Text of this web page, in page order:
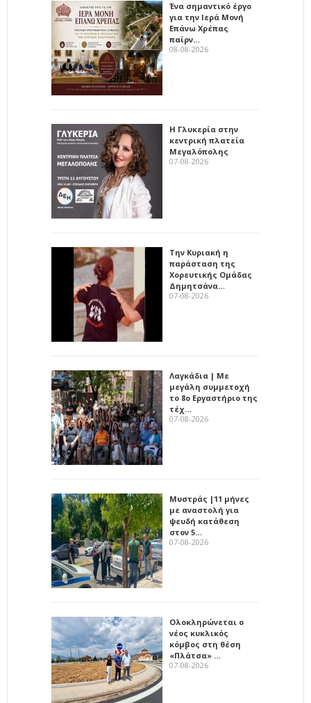
Ένα σημαντικό έργο
για την Ιερά Μονή
Επάνω Χρέπας
παίρν…
08-08-2026
Η Γλυκερία στην
κεντρική πλατεία
Μεγαλόπολης
07-08-2026
Την Κυριακή η
παράσταση της
Χορευτικής Ομάδας
Δημητσάνα…
07-08-2026
Λαγκάδια | Με
μεγάλη συμμετοχή
το 8ο Εργαστήριο της
τέχ…
07-08-2026
Μυστράς |11 μήνες
με αναστολή για
ψευδή κατάθεση
στον 5…
07-08-2026
Ολοκληρώνεται ο
νέος κυκλικός
κόμβος στη θέση
«Πλάτσα» …
07-08-2026